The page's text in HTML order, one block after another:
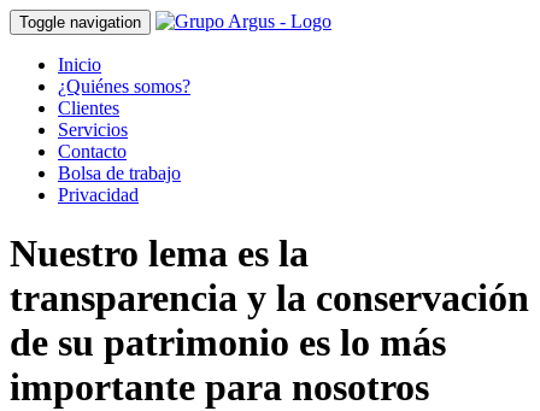
Toggle navigation
Inicio
¿Quiénes somos?
Clientes
Servicios
Contacto
Bolsa de trabajo
Privacidad
Nuestro lema es la
transparencia y la conservación
de su patrimonio es lo más
importante para nosotros